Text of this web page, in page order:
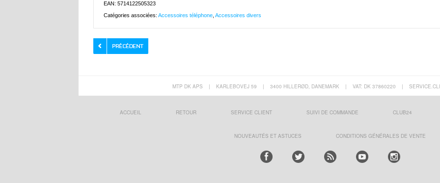
EAN: 5714122505323
Catégories associées: Accessoires téléphone Accessoires divers
MTP DK APS | KARLEBOVEJ 59 | 3400 HILLERØD, DANEMARK | VAT: DK 37860220 |
ACCUEIL RETOUR SERVICE CLIENT SUIVI DE COMMANDE CLUB24
NOUVEAUTÉS ET ASTUCES CONDITIONS GÉNÉRALES DE VENTE